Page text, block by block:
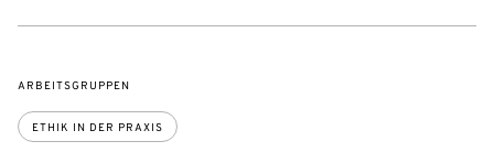
ARBEITSGRUPPEN
ETHIK IN DER PRAXIS